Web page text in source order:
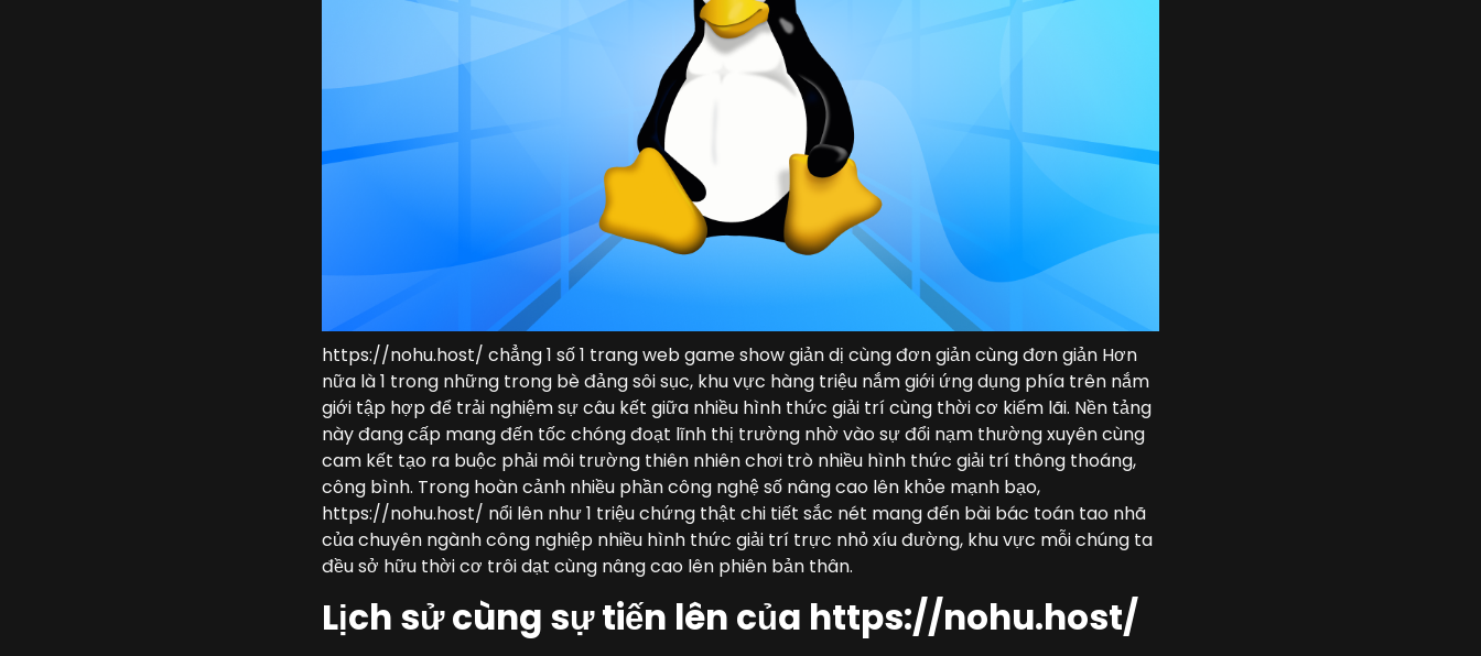
https://nohu.host/ chẳng 1 số 1 trang web game show giản dị cùng đơn giản cùng đơn giản Hơn
nữa là 1 trong những trong bè đảng sôi sục, khu vực hàng triệu nắm giới ứng dụng phía trên nắm
giới tập hợp để trải nghiệm sự câu kết giữa nhiều hình thức giải trí cùng thời cơ kiếm lãi. Nền tảng
này đang cấp mang đến tốc chóng đoạt lĩnh thị trường nhờ vào sự đổi nạm thường xuyên cùng
cam kết tạo ra buộc phải môi trường thiên nhiên chơi trò nhiều hình thức giải trí thông thoáng,
công bình. Trong hoàn cảnh nhiều phần công nghệ số nâng cao lên khỏe mạnh bạo,
https://nohu.host/ nổi lên như 1 triệu chứng thật chi tiết sắc nét mang đến bài bác toán tao nhã
của chuyên ngành công nghiệp nhiều hình thức giải trí trực nhỏ xíu đường, khu vực mỗi chúng ta
đều sở hữu thời cơ trôi dạt cùng nâng cao lên phiên bản thân.
Lịch sử cùng sự tiến lên của https://nohu.host/